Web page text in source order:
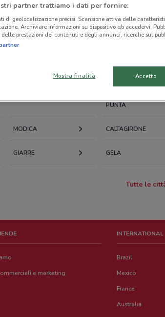
RAGUSA
PUNTA
MODICA CALTAGIRONE
GIARRE GELA
Tutte le
e marketing
INTERNATIONAL
Brazil
Mexico
France
Australia
partner trattiamo i dati per fornire:
di geolocalizzazione precisi. Scansione attiva delle
Archiviare informazioni su dispositivo e/o accedervi.
prestazioni dei contenuti e degli annunci, ricerche sul
Mostra finalità Accetto